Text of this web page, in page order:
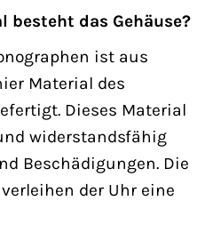
besteht das Gehäuse?
ist aus
Material des
Dieses Material
widerstandsfähig
Beschädigungen. Die
der Uhr eine